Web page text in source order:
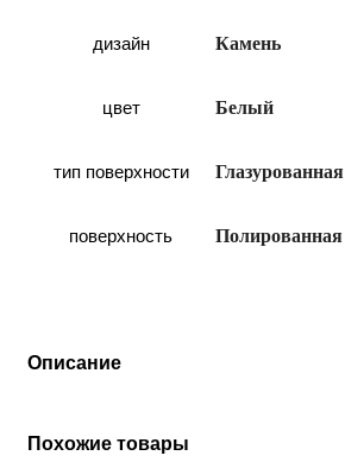
дизайн Камень
цвет Белый
тип поверхности Глазурованная
поверхность Полированная
Описание
Похожие товары